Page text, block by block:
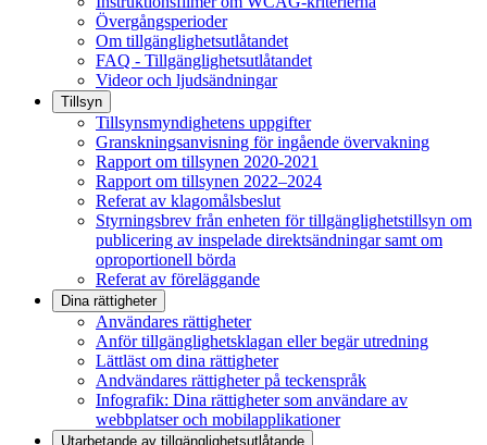
Övergångsperioder
Om tillgänglighetsutlåtandet
FAQ - Tillgänglighetsutlåtandet
Videor och ljudsändningar
Tillsyn
Tillsynsmyndighetens uppgifter
Granskningsanvisning för ingående övervakning
Rapport om tillsynen 2020-2021
Rapport om tillsynen 2022–2024
Referat av klagomålsbeslut
Styrningsbrev från enheten för tillgänglighetstillsyn om
publicering av inspelade direktsändningar samt om
oproportionell börda
Referat av föreläggande
Dina rättigheter
Användares rättigheter
Anför tillgänglighetsklagan eller begär utredning
Lättläst om dina rättigheter
Andvändares rättigheter på teckenspråk
Infografik: Dina rättigheter som användare av
webbplatser och mobilapplikationer
Utarbetande av tillgänglighets­utlåtande